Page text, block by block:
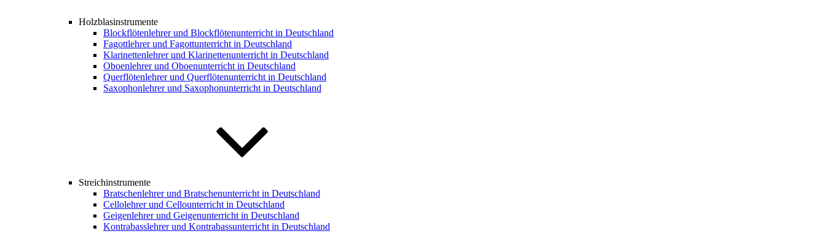
Holzblasinstrumente
Blockflötenlehrer und Blockflötenunterricht in Deutschland
Fagottlehrer und Fagottunterricht in Deutschland
Klarinettenlehrer und Klarinettenunterricht in Deutschland
Oboenlehrer und Oboenunterricht in Deutschland
Querflötenlehrer und Querflötenunterricht in Deutschland
Saxophonlehrer und Saxophonunterricht in Deutschland
Streichinstrumente
Bratschenlehrer und Bratschenunterricht in Deutschland
Cellolehrer und Cellounterricht in Deutschland
Geigenlehrer und Geigenunterricht in Deutschland
Kontrabasslehrer und Kontrabassunterricht in Deutschland